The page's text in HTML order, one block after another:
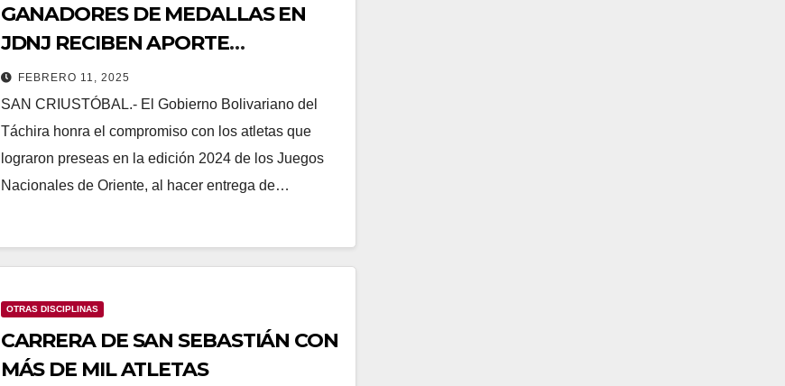
GANADORES DE MEDALLAS EN
JDNJ RECIBEN APORTE
ECONÓMICO
FEBRERO 11, 2025
SAN CRIUSTÓBAL.- El Gobierno Bolivariano del
Táchira honra el compromiso con los atletas que
lograron preseas en la edición 2024 de los Juegos
Nacionales de Oriente, al hacer entrega de…
OTRAS DISCIPLINAS
CARRERA DE SAN SEBASTIÁN CON
MÁS DE MIL ATLETAS